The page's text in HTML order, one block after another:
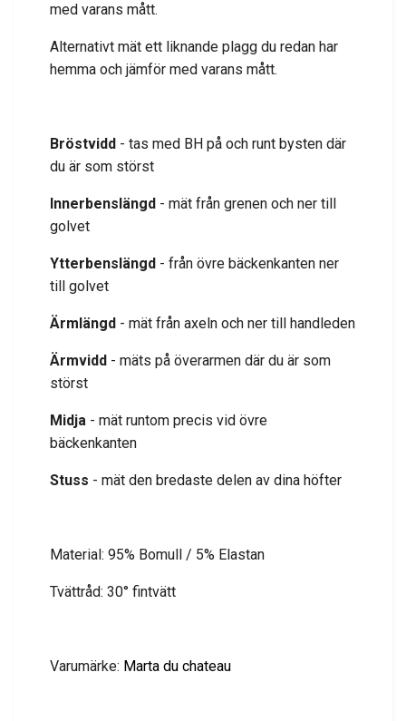
med varans mått.
Alternativt mät ett liknande plagg du redan har
hemma och jämför med varans mått.
Bröstvidd - tas med BH på och runt bysten där
du är som störst
Innerbenslängd - mät från grenen och ner till
golvet
Ytterbenslängd - från övre bäckenkanten ner
till golvet
Ärmlängd - mät från axeln och ner till handleden
Ärmvidd - mäts på överarmen där du är som
störst
Midja - mät runtom precis vid övre
bäckenkanten
Stuss - mät den bredaste delen av dina höfter
Material: 95% Bomull / 5% Elastan
Tvättråd: 30° fintvätt
Varumärke: Marta du chateau